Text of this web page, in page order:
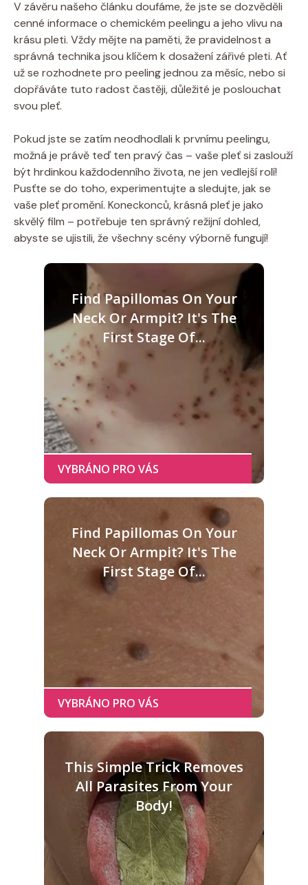
V⁤ závěru našeho článku doufáme, že jste se dozvěděli
cenné informace o chemickém​ peelingu a jeho vlivu na
krásu pleti. Vždy ⁤mějte na⁣ paměti, že pravidelnost a⁢
správná technika jsou klíčem k dosažení‌ zářivé pleti. ​Ať
už ⁤se rozhodnete pro peeling jednou za měsíc, ​nebo si
dopřáváte tuto radost častěji, důležité je ‍poslouchat‌
svou pleť.
Pokud jste se zatím neodhodlali k ⁢prvnímu peelingu,
možná je právě teď ten ‌pravý čas – vaše pleť si zaslouží
být ⁣hrdinkou každodenního života, ne jen‍ vedlejší rolí!
Pusťte se do toho, ⁤experimentujte a sledujte, jak se
vaše​ pleť promění. Koneckonců, krásná pleť je jako
skvělý film – potřebuje ten správný režijní dohled,
abyste se⁤ ujistili, že všechny ⁤scény‍ výborně fungují!
Find Papillomas On Your
Neck Or Armpit? It's The
First Stage Of...
Find Papillomas On Your
Neck Or Armpit? It's The
First Stage Of...
This Simple Trick Removes
All Parasites From Your
Body!